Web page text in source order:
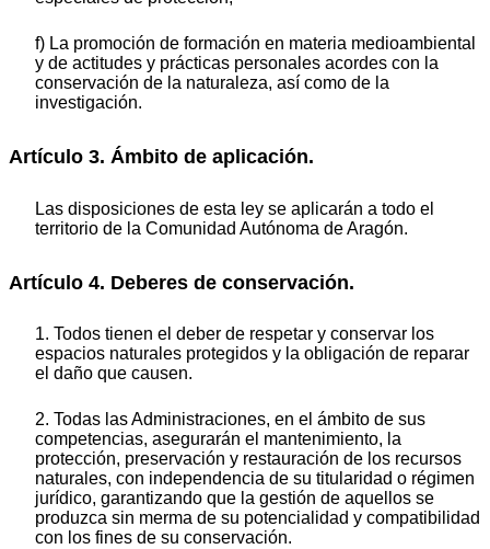
f) La promoción de formación en materia medioambiental
y de actitudes y prácticas personales acordes con la
conservación de la naturaleza, así como de la
investigación.
Artículo 3. Ámbito de aplicación.
Las disposiciones de esta ley se aplicarán a todo el
territorio de la Comunidad Autónoma de Aragón.
Artículo 4. Deberes de conservación.
1. Todos tienen el deber de respetar y conservar los
espacios naturales protegidos y la obligación de reparar
el daño que causen.
2. Todas las Administraciones, en el ámbito de sus
competencias, asegurarán el mantenimiento, la
protección, preservación y restauración de los recursos
naturales, con independencia de su titularidad o régimen
jurídico, garantizando que la gestión de aquellos se
produzca sin merma de su potencialidad y compatibilidad
con los fines de su conservación.